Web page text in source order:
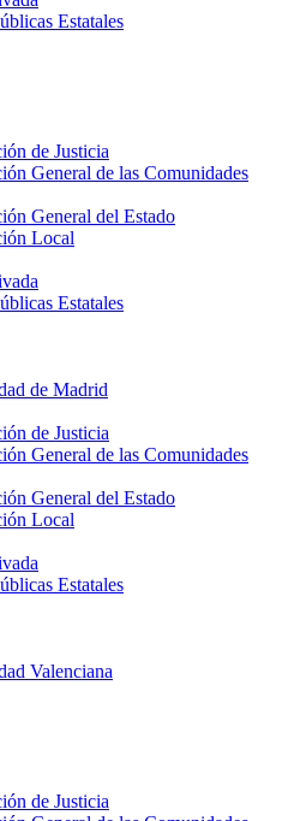
Estatales
de Justicia
General de las Comunidades
General del Estado
Local
Estatales
de Madrid
de Justicia
General de las Comunidades
General del Estado
Local
Estatales
Valenciana
de Justicia